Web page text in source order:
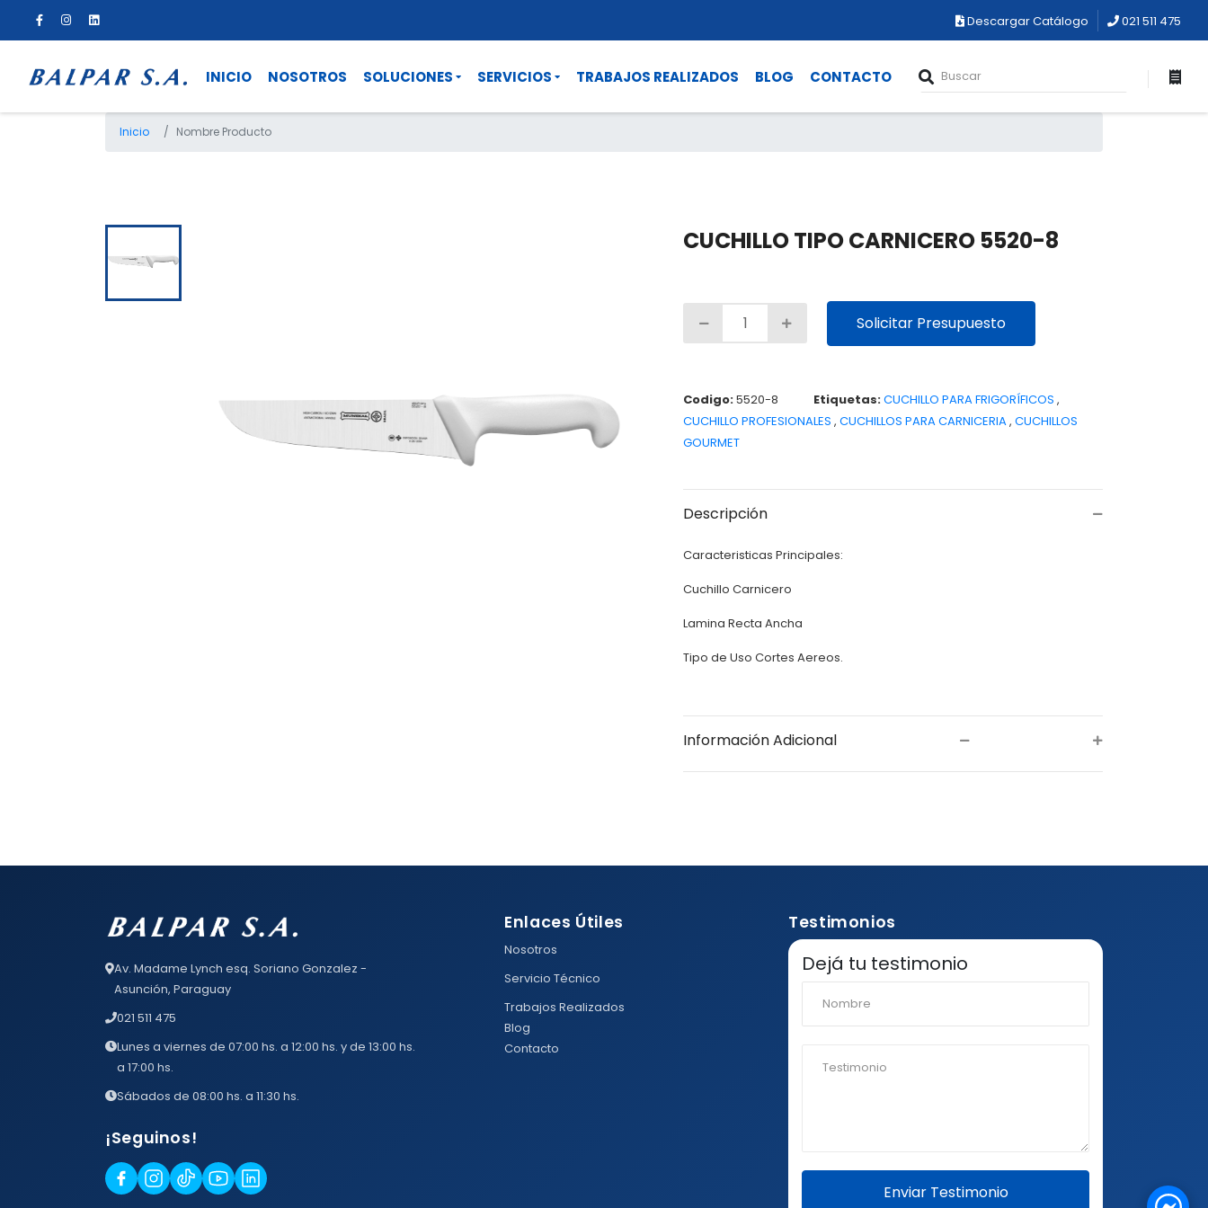
Descargar Catálogo 021 511 475
INICIO NOSOTROS SOLUCIONES SERVICIOS TRABAJOS REALIZADOS BLOG CONTACTO
Inicio Nombre Producto
CUCHILLO TIPO CARNICERO 5520-8
Solicitar Presupuesto
Codigo:5520-8 Etiquetas:CUCHILLO PARA FRIGORÍFICOS,
CUCHILLO PROFESIONALES,CUCHILLOS PARA CARNICERIA,CUCHILLOS
GOURMET
Descripción
Caracteristicas Principales:
Cuchillo Carnicero
Lamina Recta Ancha
Tipo de Uso Cortes Aereos.
Información Adicional
Av. Madame Lynch esq. Soriano Gonzalez -
Asunción, Paraguay
021 511 475
Lunes a viernes de 07:00 hs. a 12:00 hs. y de 13:00 hs.
a 17:00 hs.
Sábados de 08:00 hs. a 11:30 hs.
¡Seguinos!
Enlaces Útiles
Nosotros
Servicio Técnico
Trabajos Realizados
Blog
Contacto
Testimonios
Dejá tu testimonio
Enviar Testimonio